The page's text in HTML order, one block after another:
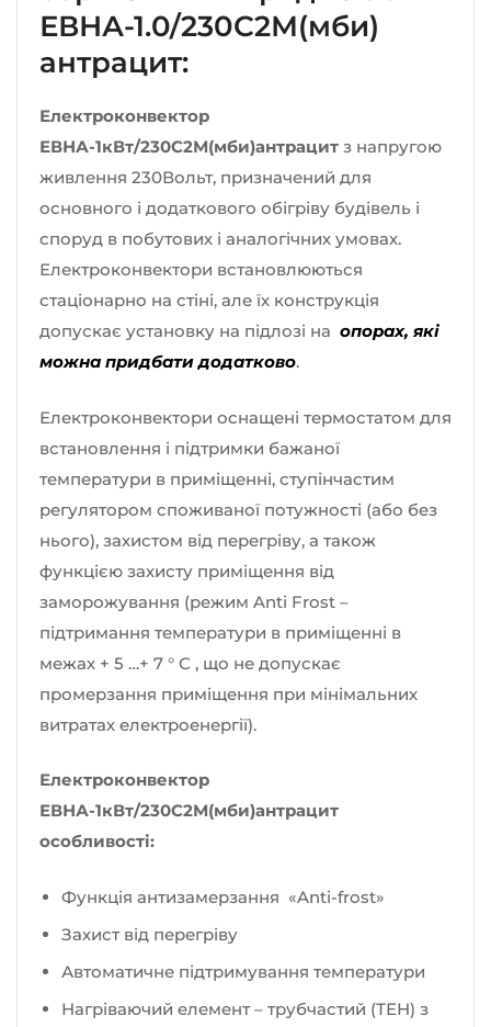
ЕВНА-1.0/230С2М(мби)
антрацит:
Електроконвектор
ЕВНА-1кВт/230С2М(мби)антрацит з напругою
живлення 230Вольт, призначений для
основного і додаткового обігріву будівель і
споруд в побутових і аналогічних умовах.
Електроконвектори встановлюються
стаціонарно на стіні, але їх конструкція
допускає установку на підлозі на опорах, які
можна придбати додатково.
Електроконвектори оснащені термостатом для
встановлення і підтримки бажаної
температури в приміщенні, ступінчастим
регулятором споживаної потужності (або без
нього), захистом від перегріву, а також
функцією захисту приміщення від
заморожування (режим Anti Frost –
підтримання температури в приміщенні в
межах + 5 …+ 7 ° С , що не допускає
промерзання приміщення при мінімальних
витратах електроенергії).
Електроконвектор
ЕВНА-1кВт/230С2М(мби)антрацит
особливості:
Функція антизамерзання «Anti-frost»
Захист від перегріву
Автоматичне підтримування температури
Нагріваючий елемент – трубчастий (ТЕН) з